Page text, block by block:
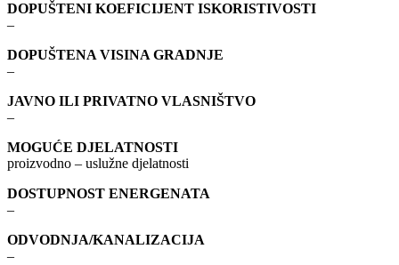
DOPUŠTENI KOEFICIJENT ISKORISTIVOSTI
–
DOPUŠTENA VISINA GRADNJE
–
JAVNO ILI PRIVATNO VLASNIŠTVO
–
MOGUĆE DJELATNOSTI
proizvodno – uslužne djelatnosti
DOSTUPNOST ENERGENATA
–
ODVODNJA/KANALIZACIJA
–